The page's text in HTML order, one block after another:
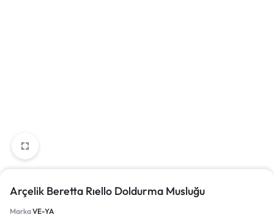
Arçelik Beretta Rıello Doldurma Musluğu
MarkaVE-YA